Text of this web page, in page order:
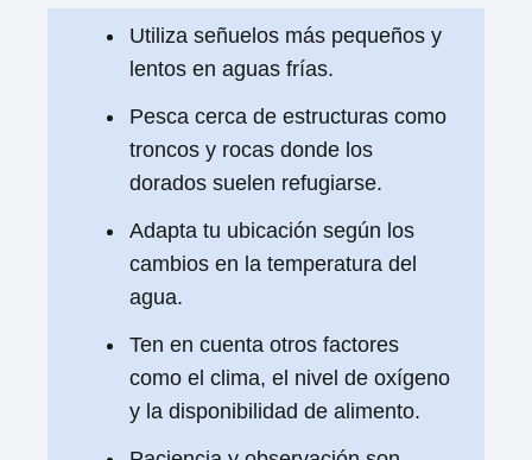
Utiliza señuelos más pequeños y
lentos en aguas frías.
Pesca cerca de estructuras como
troncos y rocas donde los
dorados suelen refugiarse.
Adapta tu ubicación según los
cambios en la temperatura del
agua.
Ten en cuenta otros factores
como el clima, el nivel de oxígeno
y la disponibilidad de alimento.